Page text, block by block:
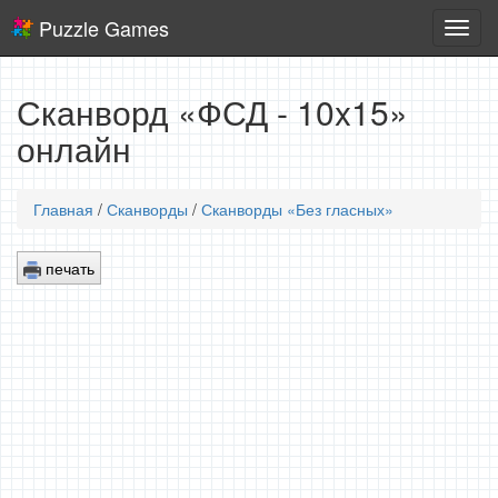
игры
Puzzle Games
Сканворд «ФСД - 10x15»
онлайн
Главная / Сканворды / Сканворды «Без гласных»
печать